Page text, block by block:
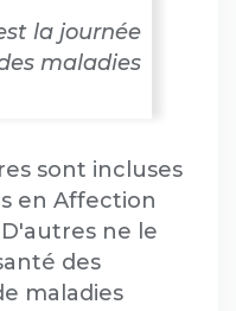
la journée
maladies
sont incluses
en Affection
D'autres ne le
des
maladies